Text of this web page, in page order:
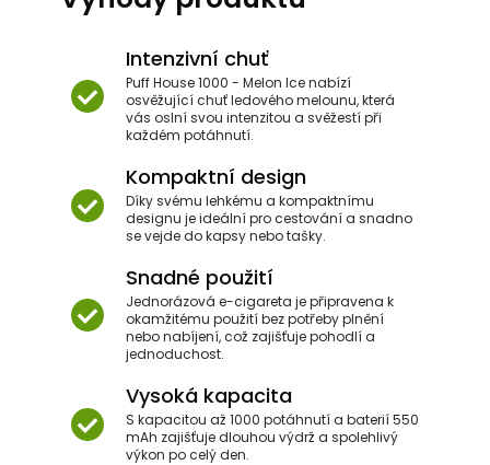
Intenzivní chuť
Puff House 1000 - Melon Ice nabízí
osvěžující chuť ledového melounu, která
vás oslní svou intenzitou a svěžestí při
každém potáhnutí.
Kompaktní design
Díky svému lehkému a kompaktnímu
designu je ideální pro cestování a snadno
se vejde do kapsy nebo tašky.
Snadné použití
Jednorázová e-cigareta je připravena k
okamžitému použití bez potřeby plnění
nebo nabíjení, což zajišťuje pohodlí a
jednoduchost.
Vysoká kapacita
S kapacitou až 1000 potáhnutí a baterií 550
mAh zajišťuje dlouhou výdrž a spolehlivý
výkon po celý den.